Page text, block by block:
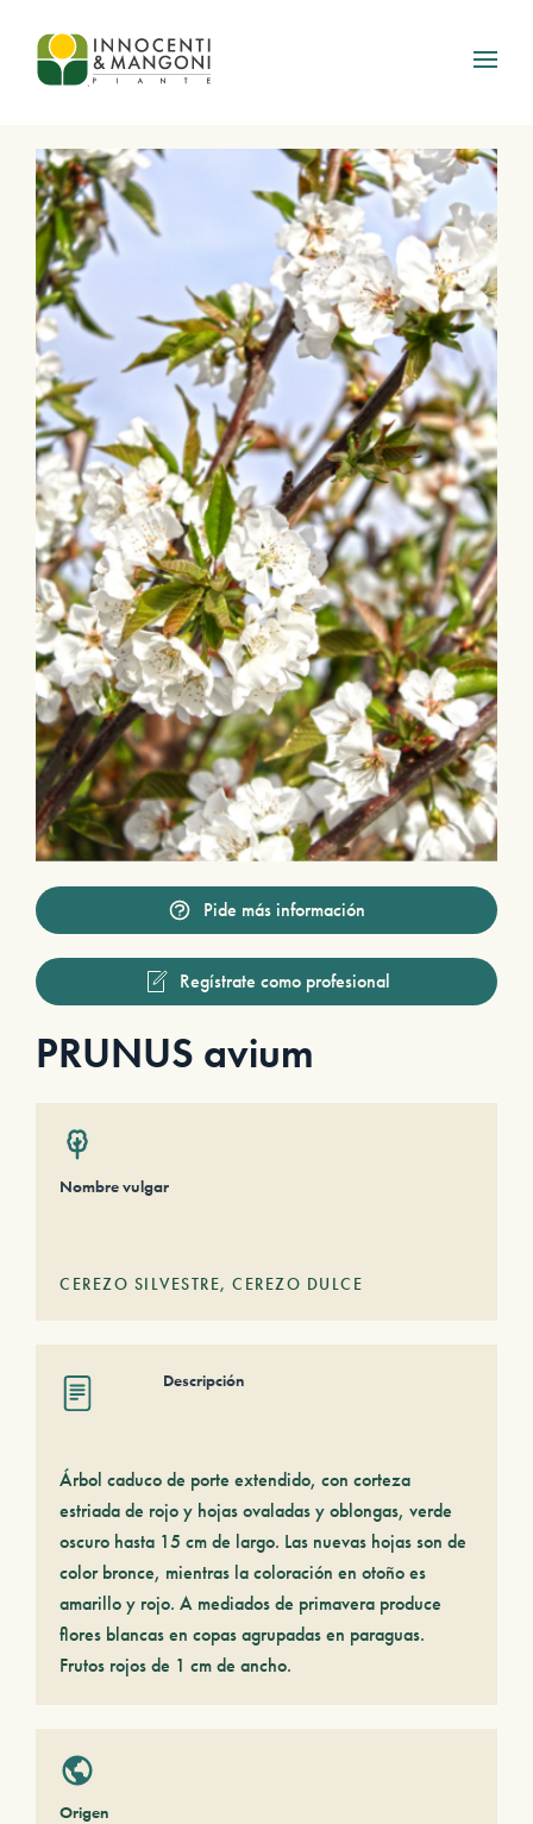
Skip to main content
Pide más información
Regístrate como profesional
PRUNUS avium
Nombre vulgar
CEREZO SILVESTRE, CEREZO DULCE
Descripción
Árbol caduco de porte extendido, con corteza
estriada de rojo y hojas ovaladas y oblongas, verde
oscuro hasta 15 cm de largo. Las nuevas hojas son de
color bronce, mientras la coloración en otoño es
amarillo y rojo. A mediados de primavera produce
flores blancas en copas agrupadas en paraguas.
Frutos rojos de 1 cm de ancho.
Origen